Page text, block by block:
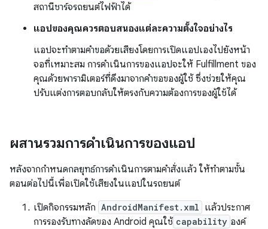
สถานีชาร์จรถยนต์ไฟฟ้าได้
แอปของคุณควรตอบสนองแต่ละความตั้งใจอย่างไร
แอปจะทำตามคำขอด้วยเสียงโดยการเปิดแอปเองไปยังหน้า
จอที่เหมาะสม การดำเนินการของแอปจะให้ Fulfillment ของ
คุณด้วยพารามิเตอร์ที่ดึงมาจากคำขอของผู้ใช้ ซึ่งช่วยให้คุณ
ปรับแต่งการตอบกลับให้ตรงกับความต้องการของผู้ใช้ได้
ผสานรวมการดำเนินการของแอป
หลังจากกำหนดกลยุทธ์การดำเนินการตามคำสั่งแล้ว ให้ทำตามขั้น
ตอนต่อไปนี้เพื่อเปิดใช้เสียงในแอปในรถยนต์
เปิดกิจกรรมหลัก AndroidManifest.xml แล้วประกาศ
การรองรับทางลัดของ Android คุณใช้ capability องค์